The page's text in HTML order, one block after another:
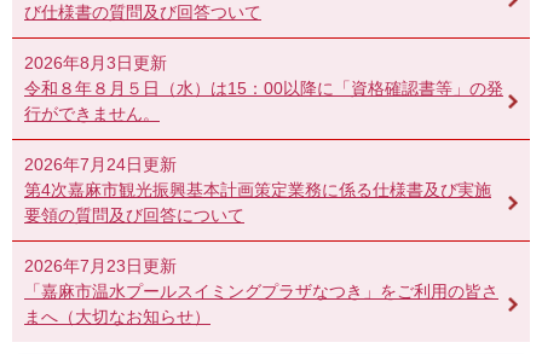
び仕様書の質問及び回答ついて
2026年8月3日更新
令和８年８月５日（水）は15：00以降に「資格確認書等」の発
行ができません。
2026年7月24日更新
第4次嘉麻市観光振興基本計画策定業務に係る仕様書及び実施
要領の質問及び回答について
2026年7月23日更新
「嘉麻市温水プールスイミングプラザなつき」をご利用の皆さ
まへ（大切なお知らせ）